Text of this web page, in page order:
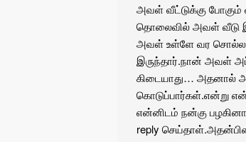
அவள் வீட்டுக்கு போகும்
தொலைவில் அவள் வீடு
அவள் உள்ளே வர சொல்ல
இருந்தார்.நான் அவள்
கிடையாது… அதனால்
கொடுப்பார்கள்.என்று
என்னிடம் நன்கு
reply